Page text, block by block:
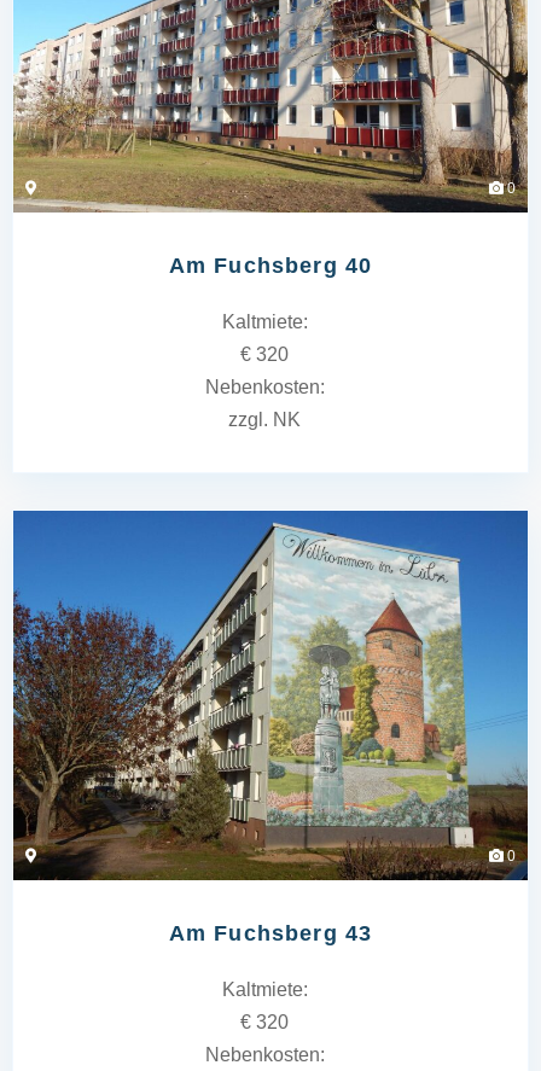
0
Am Fuchsberg 40
Kaltmiete:
€ 320
Nebenkosten:
zzgl. NK
0
Am Fuchsberg 43
Kaltmiete:
€ 320
Nebenkosten: